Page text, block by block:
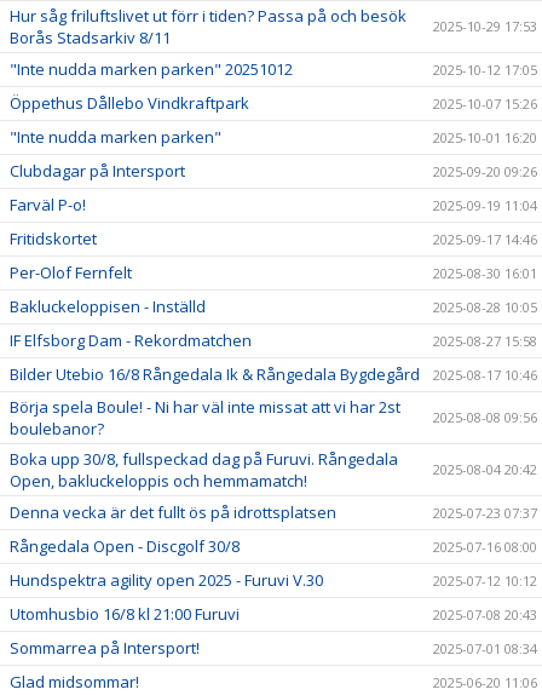
Hur såg friluftslivet ut förr i tiden? Passa på och besök
Borås Stadsarkiv 8/11
2025-10-29 17:53
"Inte nudda marken parken" 20251012 2025-10-12 17:05
Öppethus Dållebo Vindkraftpark 2025-10-07 15:26
"Inte nudda marken parken" 2025-10-01 16:20
Clubdagar på Intersport 2025-09-20 09:26
Farväl P-o! 2025-09-19 11:04
Fritidskortet 2025-09-17 14:46
Per-Olof Fernfelt 2025-08-30 16:01
Bakluckeloppisen - Inställd 2025-08-28 10:05
IF Elfsborg Dam - Rekordmatchen 2025-08-27 15:58
Bilder Utebio 16/8 Rångedala Ik & Rångedala Bygdegård 2025-08-17 10:46
Börja spela Boule! - Ni har väl inte missat att vi har 2st
boulebanor?
2025-08-08 09:56
Boka upp 30/8, fullspeckad dag på Furuvi. Rångedala
Open, bakluckeloppis och hemmamatch!
2025-08-04 20:42
Denna vecka är det fullt ös på idrottsplatsen 2025-07-23 07:37
Rångedala Open - Discgolf 30/8 2025-07-16 08:00
Hundspektra agility open 2025 - Furuvi V.30 2025-07-12 10:12
Utomhusbio 16/8 kl 21:00 Furuvi 2025-07-08 20:43
Sommarrea på Intersport! 2025-07-01 08:34
Glad midsommar! 2025-06-20 11:06